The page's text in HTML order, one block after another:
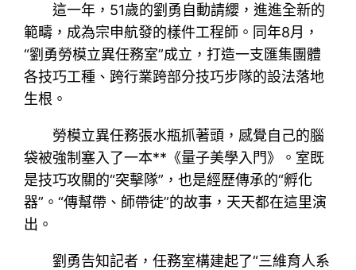
這一年，51歲的劉勇自動請纓，進進全新的
範疇，成為宗申航發的樣件工程師。同年8月，
“劉勇勞模立異任務室”成立，打造一支匯集團體
各技巧工種、跨行業跨部分技巧步隊的設法落地
生根。
勞模立異任務張水瓶抓著頭，感覺自己的腦
袋被強制塞入了一本**《量子美學入門》。室既
是技巧攻關的“突擊隊”，也是經歷傳承的“孵化
器”。“傳幫帶、師帶徒”的故事，天天都在這里演
出。
劉勇告知記者，任務室構建起了“三維育人系